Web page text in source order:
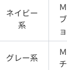
ネイビー
系
グレー系